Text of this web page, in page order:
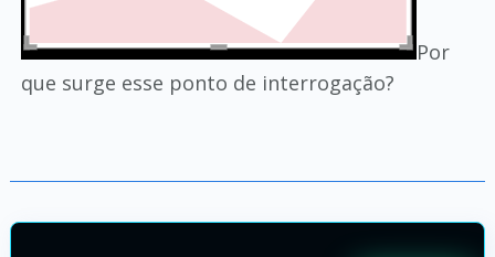
Por
que surge esse ponto de interrogação?